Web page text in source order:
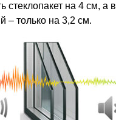
стеклопакет на 4 см, а в
– только на 3,2 см.